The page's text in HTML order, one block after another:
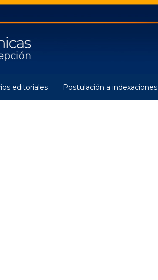
editoriales Postulación a indexaciones